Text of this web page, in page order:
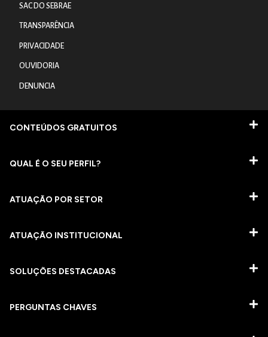
SAC DO SEBRAE
TRANSPARÊNCIA
PRIVACIDADE
OUVIDORIA
DENUNCIA
CONTEÚDOS GRATUITOS
QUAL É O SEU PERFIL?
ATUAÇÃO POR SETOR
ATUAÇÃO INSTITUCIONAL
SOLUÇÕES DESTACADAS
PERGUNTAS CHAVES​